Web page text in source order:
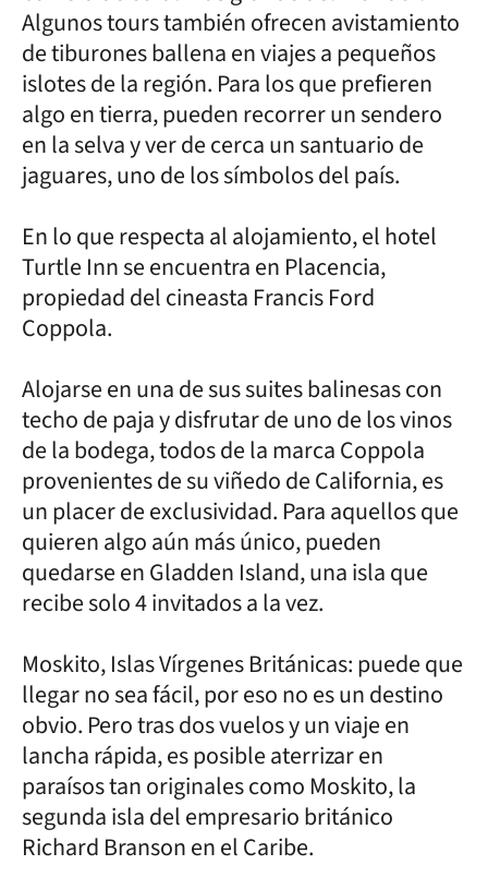
Algunos tours también ofrecen avistamiento
de tiburones ballena en viajes a pequeños
islotes de la región. Para los que prefieren
algo en tierra, pueden recorrer un sendero
en la selva y ver de cerca un santuario de
jaguares, uno de los símbolos del país.
En lo que respecta al alojamiento, el hotel
Turtle Inn se encuentra en Placencia,
propiedad del cineasta Francis Ford
Coppola.
Alojarse en una de sus suites balinesas con
techo de paja y disfrutar de uno de los vinos
de la bodega, todos de la marca Coppola
provenientes de su viñedo de California, es
un placer de exclusividad. Para aquellos que
quieren algo aún más único, pueden
quedarse en Gladden Island, una isla que
recibe solo 4 invitados a la vez.
Moskito, Islas Vírgenes Británicas: puede que
llegar no sea fácil, por eso no es un destino
obvio. Pero tras dos vuelos y un viaje en
lancha rápida, es posible aterrizar en
paraísos tan originales como Moskito, la
segunda isla del empresario británico
Richard Branson en el Caribe.